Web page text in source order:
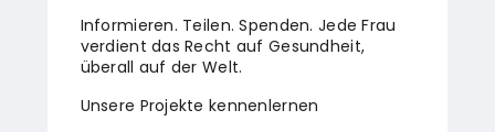
Informieren. Teilen. Spenden. Jede Frau
verdient das Recht auf Gesundheit,
überall auf der Welt.
Unsere Projekte kennenlernen